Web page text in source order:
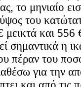
το μηνιαίο
του
μεικτά και
σημαντικά η
πέραν του
για την